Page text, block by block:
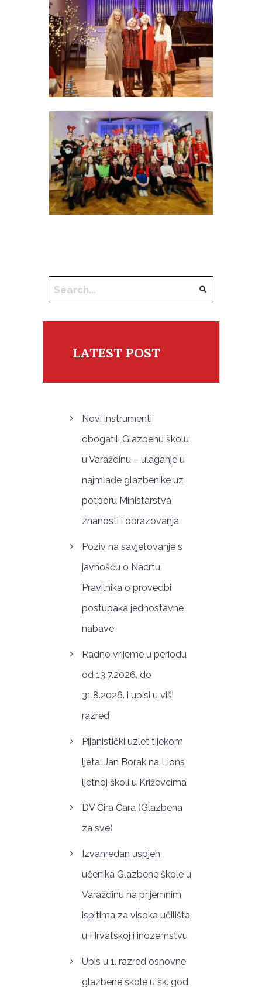
LATEST POST
Novi instrumenti
obogatili Glazbenu školu
u Varaždinu – ulaganje u
najmlađe glazbenike uz
potporu Ministarstva
znanosti i obrazovanja
Poziv na savjetovanje s
javnošću o Nacrtu
Pravilnika o provedbi
postupaka jednostavne
nabave
Radno vrijeme u periodu
od 13.7.2026. do
31.8.2026. i upisi u viši
razred
Pijanistički uzlet tijekom
ljeta: Jan Borak na Lions
ljetnoj školi u Križevcima
DV Čira Čara (Glazbena
za sve)
Izvanredan uspjeh
učenika Glazbene škole u
Varaždinu na prijemnim
ispitima za visoka učilišta
u Hrvatskoj i inozemstvu
Upis u 1. razred osnovne
glazbene škole u šk. god.